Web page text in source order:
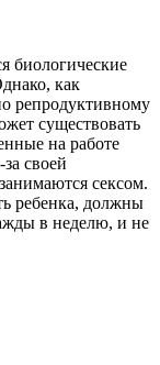
биологические
как
репродуктивному
существовать
на работе
своей
сексом.
ребенка, должны
в неделю, и не